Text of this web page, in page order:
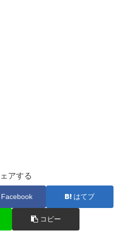
アする
Facebook はてブ
コピー